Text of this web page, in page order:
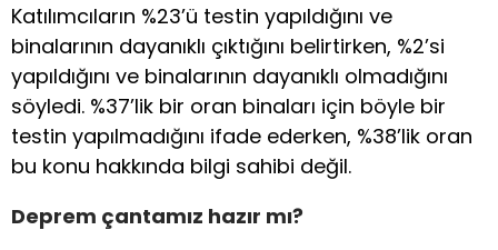
Katılımcıların %23’ü testin yapıldığını ve
binalarının dayanıklı çıktığını belirtirken, %2’si
yapıldığını ve binalarının dayanıklı olmadığını
söyledi. %37’lik bir oran binaları için böyle bir
testin yapılmadığını ifade ederken, %38’lik oran
bu konu hakkında bilgi sahibi değil.
Deprem çantamız hazır mı?